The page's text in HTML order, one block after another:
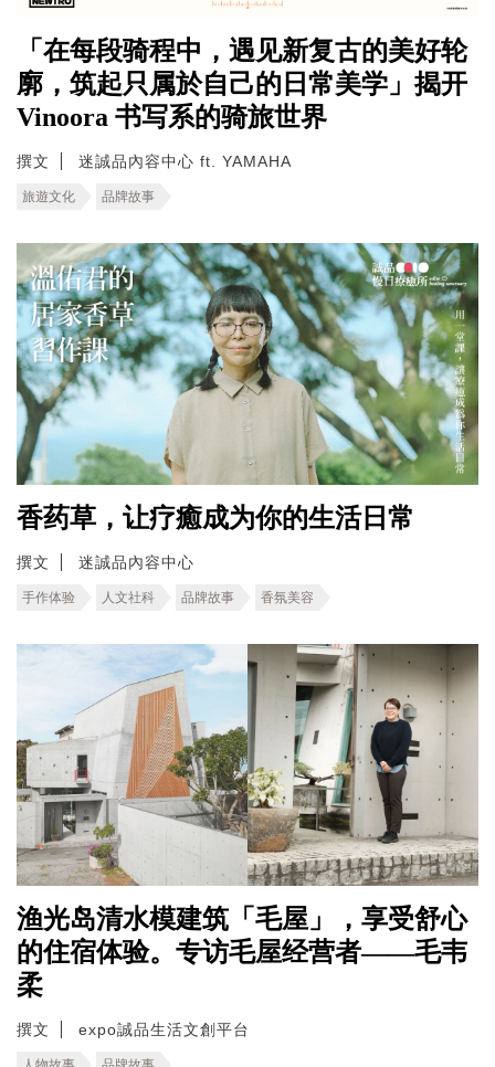
「在每段骑程中，遇见新复古的美好轮
廓，筑起只属於自己的日常美学」揭开
Vinoora 书写系的骑旅世界
撰文 迷誠品內容中心 ft. YAMAHA
旅遊文化 品牌故事
香药草，让疗癒成为你的生活日常
撰文 迷誠品內容中心
手作体验 人文社科 品牌故事 香氛美容
渔光岛清水模建筑「毛屋」，享受舒心
的住宿体验。专访毛屋经营者——毛韦
柔
撰文 expo誠品生活文創平台